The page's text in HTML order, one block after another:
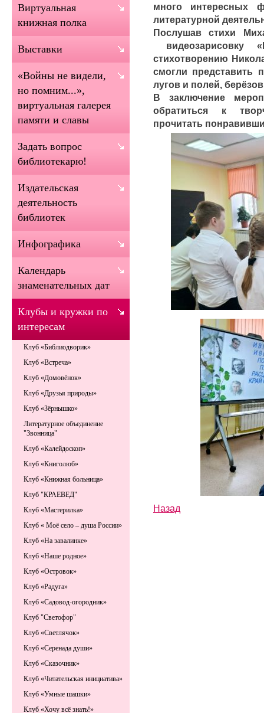
много интересных
литературной
Послушав стихи
стихотворению
смогли
лугов и полей,
В заключение
обратиться к
прочитать
Назад
Виртуальная
книжная полка
Выставки
«Войны не видели,
но помним...»,
виртуальная галерея
памяти и славы
Задать вопрос
библиотекарю!
Издательская
деятельность
библиотек
Инфографика
Календарь
знаменательных дат
Клубы и кружки по
интересам
Клуб «Библиодворик»
Клуб «Встреча»
Клуб «Домовёнок»
Клуб «Друзья природы»
Клуб «Зёрнышко»
Литературное объединение
"Звонница"
Клуб «Калейдоскоп»
Клуб «Книголюб»
Клуб «Книжная больница»
Клуб "КРАЕВЕД"
Клуб «Мастерилка»
Клуб « Моё село – душа России»
Клуб «На завалинке»
Клуб «Наше родное»
Клуб «Островок»
Клуб «Радуга»
Клуб «Садовод-огородник»
Клуб "Светофор"
Клуб «Светлячок»
Клуб «Серенада души»
Клуб «Сказочник»
Клуб «Читательская инициатива»
Клуб «Умные шашки»
Клуб «Хочу всё знать!»